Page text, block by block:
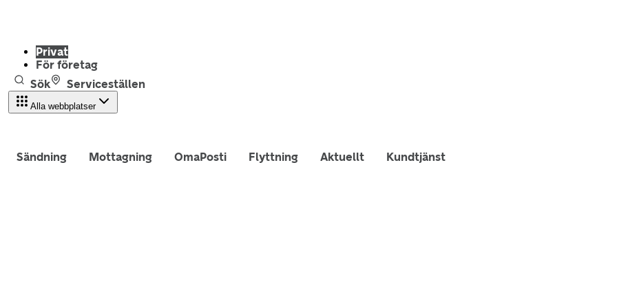
Privat
För företag
Sök
Serviceställen
Alla webbplatser
Sändning Mottagning OmaPosti Flyttning Aktuellt Kundtjänst